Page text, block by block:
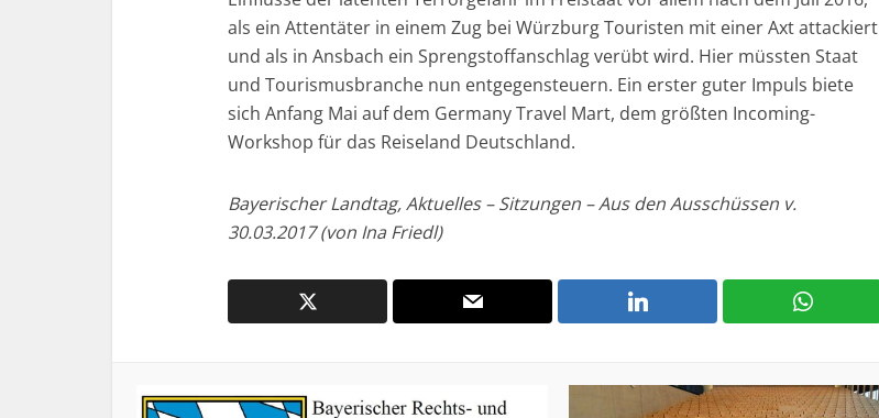
als ein Attentäter in einem Zug bei Würzburg Touristen mit einer Axt attackiert
und als in Ansbach ein Sprengstoffanschlag verübt wird. Hier müssten Staat
und Tourismusbranche nun entgegensteuern. Ein erster guter Impuls biete
sich Anfang Mai auf dem Germany Travel Mart, dem größten Incoming-
Workshop für das Reiseland Deutschland.
Bayerischer Landtag, Aktuelles – Sitzungen – Aus den Ausschüssen v.
30.03.2017 (von Ina Friedl)